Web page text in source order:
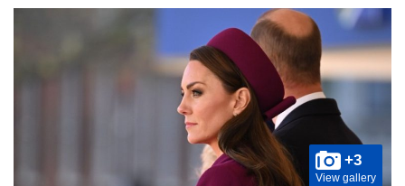
+3
View gallery